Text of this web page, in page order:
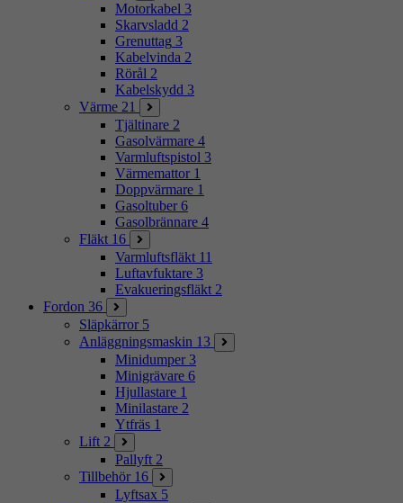
Motorkabel 3
Skarvsladd 2
Grenuttag 3
Kabelvinda 2
Rörål 2
Kabelskydd 3
Värme 21
Tjältinare 2
Gasolvärmare 4
Varmluftspistol 3
Värmemattor 1
Doppvärmare 1
Gasoltuber 6
Gasolbrännare 4
Fläkt 16
Varmluftsfläkt 11
Luftavfuktare 3
Evakueringsfläkt 2
Fordon 36
Släpkärror 5
Anläggningsmaskin 13
Minidumper 3
Minigrävare 6
Hjullastare 1
Minilastare 2
Ytfräs 1
Lift 2
Pallyft 2
Tillbehör 16
Lyftsax 5